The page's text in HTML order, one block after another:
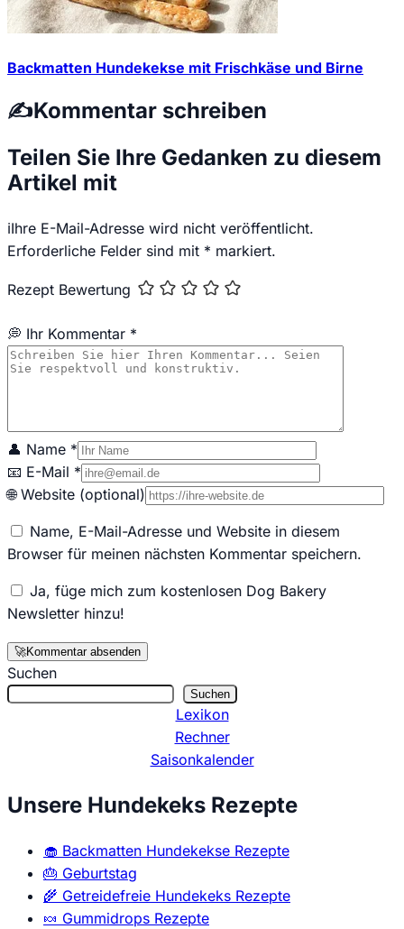
Backmatten Hundekekse mit Frischkäse und Birne
✍️Kommentar schreiben
Teilen Sie Ihre Gedanken zu diesem
Artikel mit
ℹ️Ihre E-Mail-Adresse wird nicht veröffentlicht.
Erforderliche Felder sind mit * markiert.
Rezept Bewertung
💭 Ihr Kommentar *
👤 Name *
📧 E-Mail *
🌐 Website (optional)
Name, E-Mail-Adresse und Website in diesem
Browser für meinen nächsten Kommentar speichern.
Ja, füge mich zum kostenlosen Dog Bakery
Newsletter hinzu!
🚀Kommentar absenden
Suchen
Suchen
Lexikon
Rechner
Saisonkalender
Unsere Hundekeks Rezepte
🧁 Backmatten Hundekekse Rezepte
🎂 Geburtstag
🌾 Getreidefreie Hundekeks Rezepte
🍬 Gummidrops Rezepte